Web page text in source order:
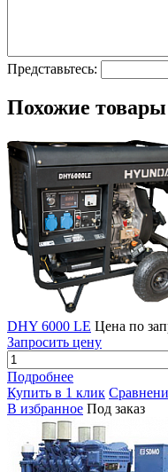
Представьтесь:
Похожие
DHY 6000 LE Цена по
Запросить цену
Подробнее
Купить в 1 клик
В избранное Под заказ